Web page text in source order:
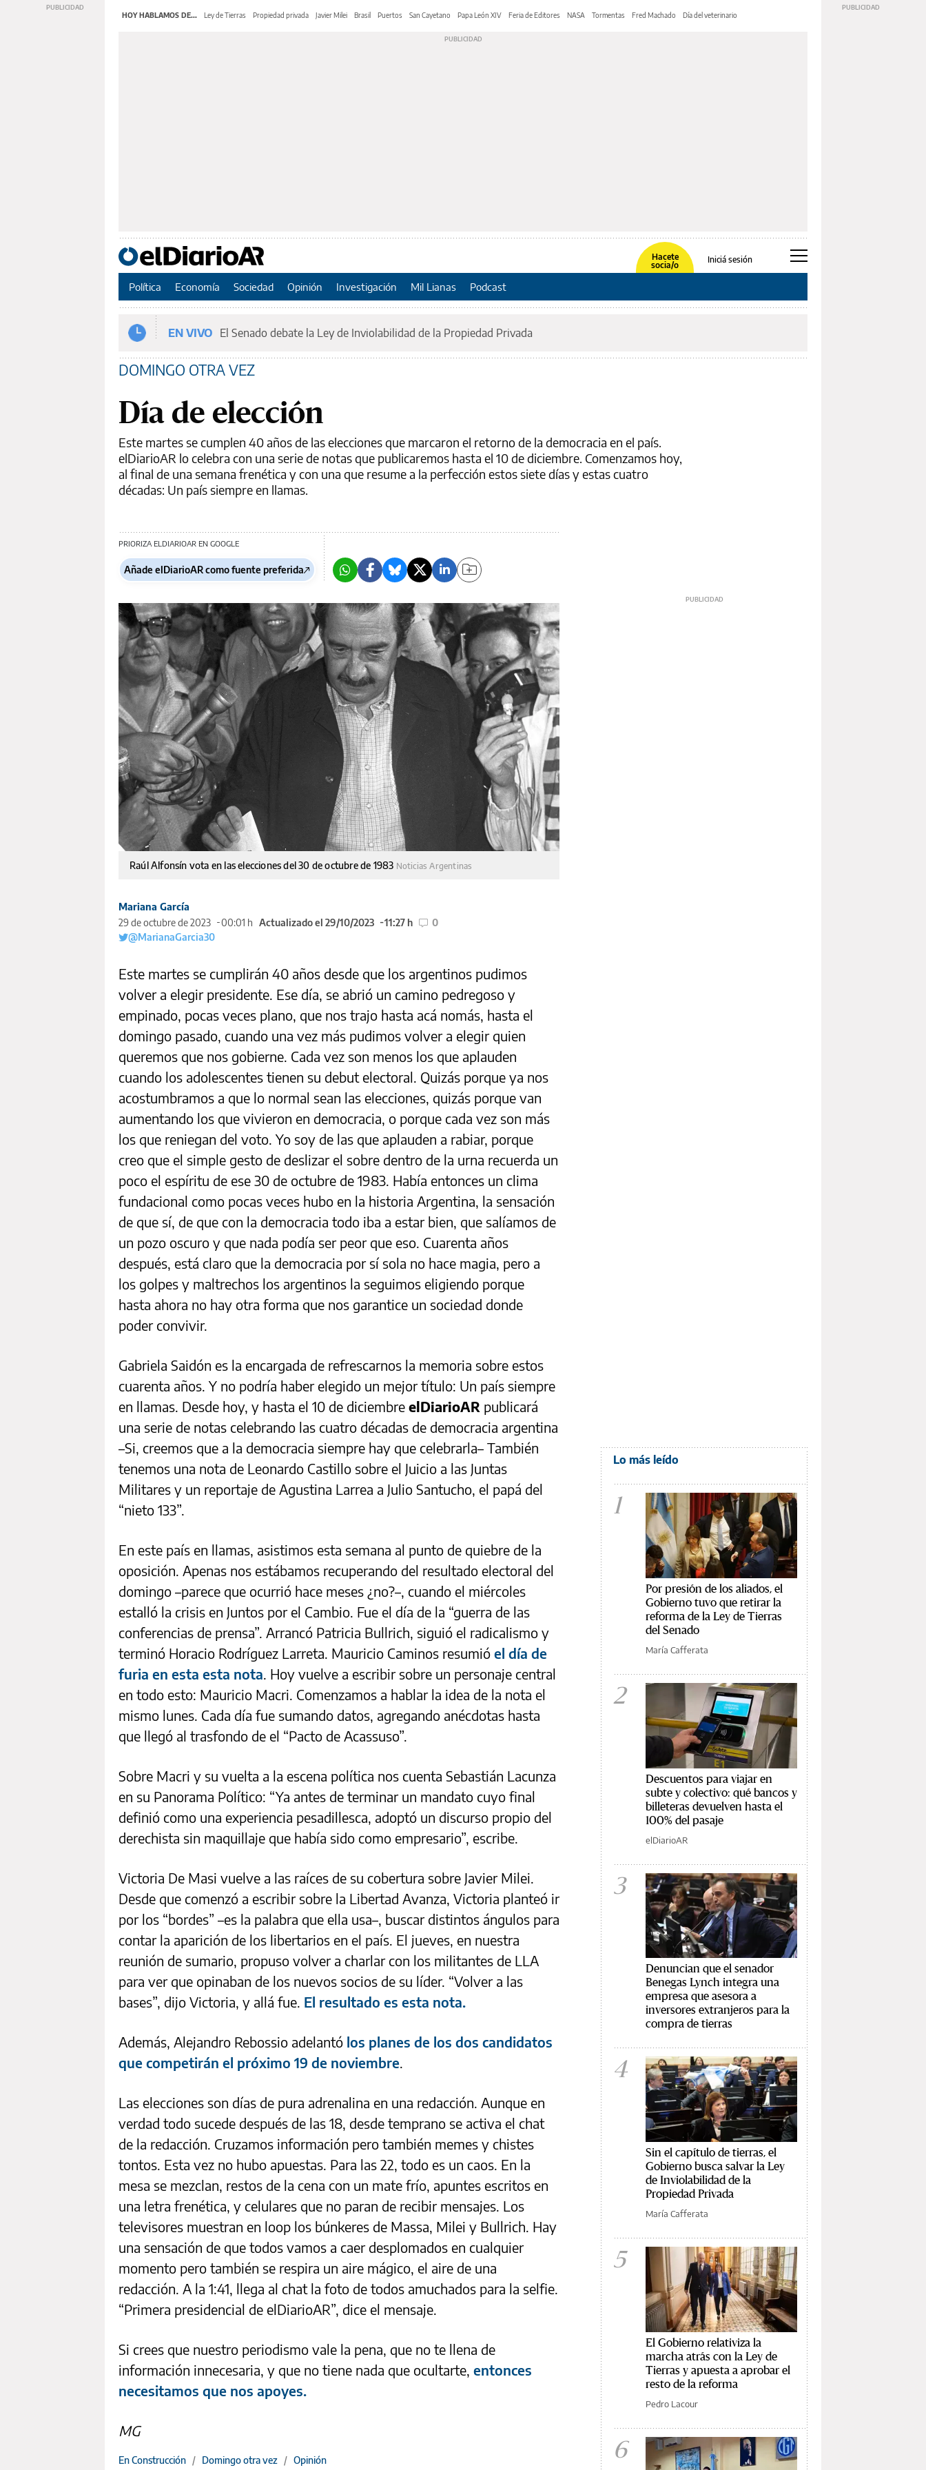
HOY HABLAMOS DE... Ley de Tierras Propiedad privada Javier Milei Brasil Puertos San Cayetano Papa León XIV Feria de Editores NASA Tormentas Fred Machado Día del veterinario
Hacete
socia/o
Iniciá sesión
Política Economía Sociedad Opinión Investigación Mil Lianas Podcast
EN VIVO El Senado debate la Ley de Inviolabilidad de la Propiedad Privada
DOMINGO OTRA VEZ
Día de elección
Este martes se cumplen 40 años de las elecciones que marcaron el retorno de la democracia en el país.
elDiarioAR lo celebra con una serie de notas que publicaremos hasta el 10 de diciembre. Comenzamos hoy,
al final de una semana frenética y con una que resume a la perfección estos siete días y estas cuatro
décadas: Un país siempre en llamas.
PRIORIZA ELDIARIOAR EN GOOGLE
Añade elDiarioAR como fuente preferida
Raúl Alfonsín vota en las elecciones del 30 de octubre de 1983 Noticias Argentinas
Mariana García
29 de octubre de 2023
00:01 h Actualizado el 29/10/2023 11:27 h
0
@MarianaGarcia30
Este martes se cumplirán 40 años desde que los argentinos pudimos
volver a elegir presidente. Ese día, se abrió un camino pedregoso y
empinado, pocas veces plano, que nos trajo hasta acá nomás, hasta el
domingo pasado, cuando una vez más pudimos volver a elegir quien
queremos que nos gobierne. Cada vez son menos los que aplauden
cuando los adolescentes tienen su debut electoral. Quizás porque ya nos
acostumbramos a que lo normal sean las elecciones, quizás porque van
aumentando los que vivieron en democracia, o porque cada vez son más
los que reniegan del voto. Yo soy de las que aplauden a rabiar, porque
creo que el simple gesto de deslizar el sobre dentro de la urna recuerda un
poco el espíritu de ese 30 de octubre de 1983. Había entonces un clima
fundacional como pocas veces hubo en la historia Argentina, la sensación
de que sí, de que con la democracia todo iba a estar bien, que salíamos de
un pozo oscuro y que nada podía ser peor que eso. Cuarenta años
después, está claro que la democracia por sí sola no hace magia, pero a
los golpes y maltrechos los argentinos la seguimos eligiendo porque
hasta ahora no hay otra forma que nos garantice un sociedad donde
poder convivir.
Gabriela Saidón es la encargada de refrescarnos la memoria sobre estos
cuarenta años. Y no podría haber elegido un mejor título: Un país siempre
en llamas. Desde hoy, y hasta el 10 de diciembre elDiarioAR publicará
una serie de notas celebrando las cuatro décadas de democracia argentina
–Si, creemos que a la democracia siempre hay que celebrarla– También
tenemos una nota de Leonardo Castillo sobre el Juicio a las Juntas
Militares y un reportaje de Agustina Larrea a Julio Santucho, el papá del
“nieto 133”.
En este país en llamas, asistimos esta semana al punto de quiebre de la
oposición. Apenas nos estábamos recuperando del resultado electoral del
domingo –parece que ocurrió hace meses ¿no?–, cuando el miércoles
estalló la crisis en Juntos por el Cambio. Fue el día de la “guerra de las
conferencias de prensa”. Arrancó Patricia Bullrich, siguió el radicalismo y
terminó Horacio Rodríguez Larreta. Mauricio Caminos resumió el día de
furia en esta esta nota. Hoy vuelve a escribir sobre un personaje central
en todo esto: Mauricio Macri. Comenzamos a hablar la idea de la nota el
mismo lunes. Cada día fue sumando datos, agregando anécdotas hasta
que llegó al trasfondo de el “Pacto de Acassuso”.
Sobre Macri y su vuelta a la escena política nos cuenta Sebastián Lacunza
en su Panorama Político: “Ya antes de terminar un mandato cuyo final
definió como una experiencia pesadillesca, adoptó un discurso propio del
derechista sin maquillaje que había sido como empresario”, escribe.
Victoria De Masi vuelve a las raíces de su cobertura sobre Javier Milei.
Desde que comenzó a escribir sobre la Libertad Avanza, Victoria planteó ir
por los “bordes” –es la palabra que ella usa–, buscar distintos ángulos para
contar la aparición de los libertarios en el país. El jueves, en nuestra
reunión de sumario, propuso volver a charlar con los militantes de LLA
para ver que opinaban de los nuevos socios de su líder. “Volver a las
bases”, dijo Victoria, y allá fue. El resultado es esta nota.
Además, Alejandro Rebossio adelantó los planes de los dos candidatos
que competirán el próximo 19 de noviembre.
Las elecciones son días de pura adrenalina en una redacción. Aunque en
verdad todo sucede después de las 18, desde temprano se activa el chat
de la redacción. Cruzamos información pero también memes y chistes
tontos. Esta vez no hubo apuestas. Para las 22, todo es un caos. En la
mesa se mezclan, restos de la cena con un mate frío, apuntes escritos en
una letra frenética, y celulares que no paran de recibir mensajes. Los
televisores muestran en loop los búnkeres de Massa, Milei y Bullrich. Hay
una sensación de que todos vamos a caer desplomados en cualquier
momento pero también se respira un aire mágico, el aire de una
redacción. A la 1:41, llega al chat la foto de todos amuchados para la selfie.
“Primera presidencial de elDiarioAR”, dice el mensaje.
Si crees que nuestro periodismo vale la pena, que no te llena de
información innecesaria, y que no tiene nada que ocultarte, entonces
necesitamos que nos apoyes.
MG
En Construcción / Domingo otra vez / Opinión
Lo más leído
1
Por presión de los aliados, el
Gobierno tuvo que retirar la
reforma de la Ley de Tierras
del Senado
María Cafferata
2
Descuentos para viajar en
subte y colectivo: qué bancos y
billeteras devuelven hasta el
100% del pasaje
elDiarioAR
3
Denuncian que el senador
Benegas Lynch integra una
empresa que asesora a
inversores extranjeros para la
compra de tierras
4
Sin el capítulo de tierras, el
Gobierno busca salvar la Ley
de Inviolabilidad de la
Propiedad Privada
María Cafferata
5
El Gobierno relativiza la
marcha atrás con la Ley de
Tierras y apuesta a aprobar el
resto de la reforma
Pedro Lacour
6